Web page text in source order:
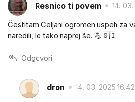
Resnico ti povem 14.
Čestitam Celjani ogromen uspeh za
naredili, le tako naprej še. 💪🇸🇮
Odgovori
dron 14. 03. 2025 16.42